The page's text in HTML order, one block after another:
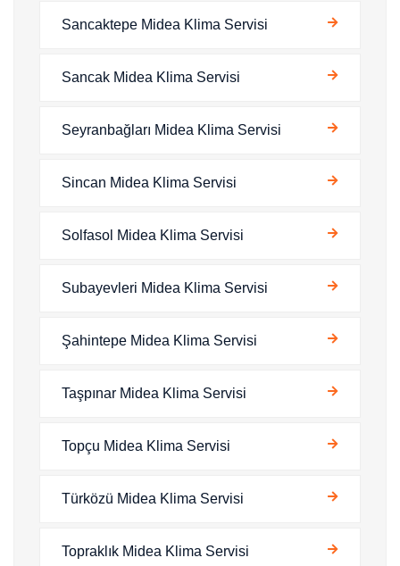
Sancaktepe Midea Klima Servisi
Sancak Midea Klima Servisi
Seyranbağları Midea Klima Servisi
Sincan Midea Klima Servisi
Solfasol Midea Klima Servisi
Subayevleri Midea Klima Servisi
Şahintepe Midea Klima Servisi
Taşpınar Midea Klima Servisi
Topçu Midea Klima Servisi
Türközü Midea Klima Servisi
Topraklık Midea Klima Servisi